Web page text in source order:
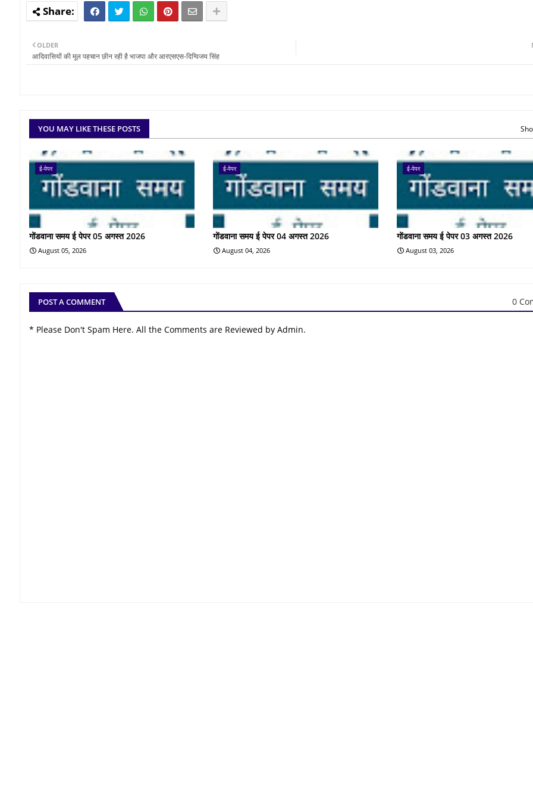
OLDER
आदिवासियों की मूल पहचान छीन रही है भाजपा और आरएसएस-दिग्विजय सिंह
YOU MAY LIKE THESE POSTS
ई-पेपर
गोंडवाना समय ई पेपर 05 अगस्त 2026
August 05, 2026
ई-पेपर
गोंडवाना समय ई पेपर 04 अगस्त 2026
August 04, 2026
ई-पेपर
गोंडवाना समय ई पेपर 03 अगस्त 2026
August 03, 2026
POST A COMMENT 0
* Please Don't Spam Here. All the Comments are Reviewed by Admin.